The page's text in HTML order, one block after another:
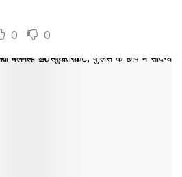
0 0